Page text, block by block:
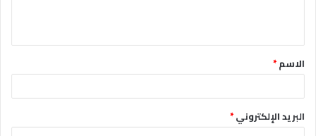
ق
*الاسم*
البريد الإلكتروني*